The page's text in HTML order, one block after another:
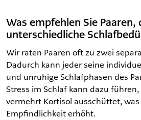
Was empfehlen Sie Paaren,
unterschiedliche
Wir raten Paaren oft zu zwei
Dadurch kann jeder seine
und unruhige Schlafphasen des
Stress im Schlaf kann dazu
vermehrt Kortisol ausschüttet,
Empfindlichkeit erhöht.